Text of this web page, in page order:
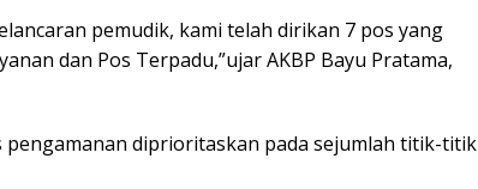
pemudik, kami telah dirikan 7 pos yang
dan Pos Terpadu,”ujar AKBP Bayu Pratama,
pengamanan diprioritaskan pada sejumlah titik-titik